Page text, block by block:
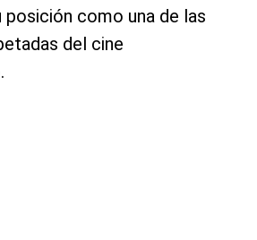
como una de las
del cine